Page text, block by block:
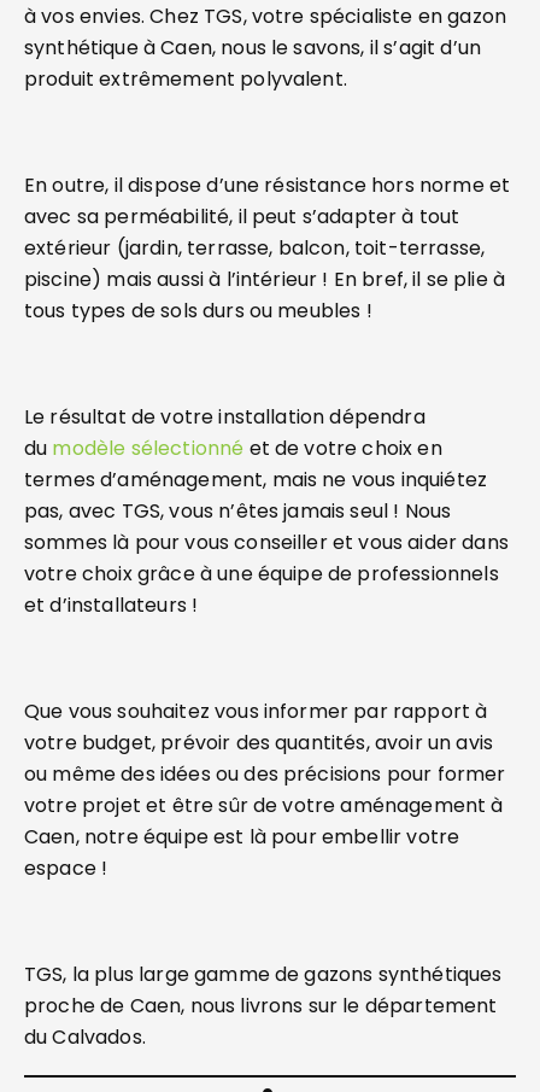
à vos envies. Chez TGS, votre spécialiste en gazon
synthétique à Caen, nous le savons, il s’agit d’un
produit extrêmement polyvalent.
En outre, il dispose d’une résistance hors norme et
avec sa perméabilité, il peut s’adapter à tout
extérieur (jardin, terrasse, balcon, toit-terrasse,
piscine) mais aussi à l’intérieur ! En bref, il se plie à
tous types de sols durs ou meubles !
Le résultat de votre installation dépendra
du modèle sélectionné et de votre choix en
termes d’aménagement, mais ne vous inquiétez
pas, avec TGS, vous n’êtes jamais seul ! Nous
sommes là pour vous conseiller et vous aider dans
votre choix grâce à une équipe de professionnels
et d’installateurs !
Que vous souhaitez vous informer par rapport à
votre budget, prévoir des quantités, avoir un avis
ou même des idées ou des précisions pour former
votre projet et être sûr de votre aménagement à
Caen, notre équipe est là pour embellir votre
espace !
TGS, la plus large gamme de gazons synthétiques
proche de Caen, nous livrons sur le département
du Calvados.